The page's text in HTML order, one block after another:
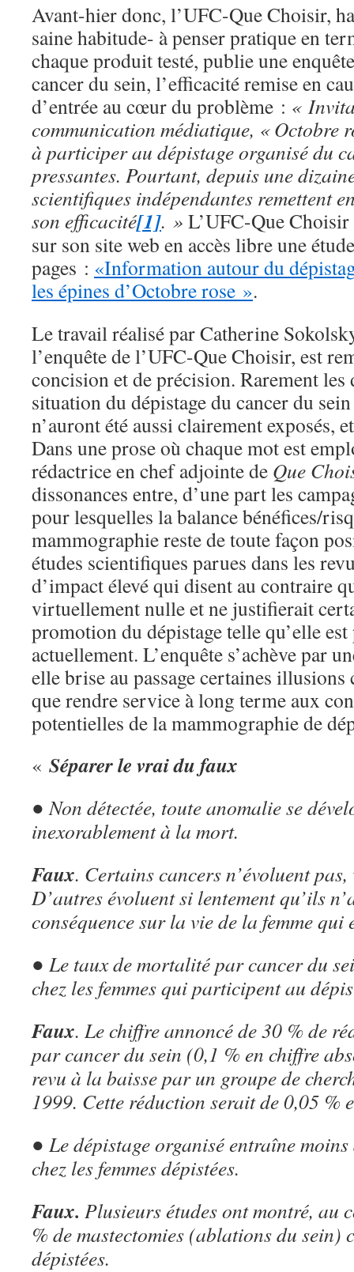
Avant-hier donc, l’UFC-Que Choisir,
saine habitude- à penser pratique en
chaque produit testé, publie une
cancer du sein, l’efficacité remise en
d’entrée au cœur du problème : «
communication médiatique, « Octobre
à participer au dépistage organisé du
pressantes. Pourtant, depuis une
scientifiques indépendantes remettent
son efficacité[1]. » L’UFC-Que
sur son site web en accès libre une
pages : «Information autour du
les épines d’Octobre rose ».
Le travail réalisé par Catherine
l’enquête de l’UFC-Que Choisir, est
concision et de précision. Rarement les
situation du dépistage du cancer du
n’auront été aussi clairement exposés,
Dans une prose où chaque mot est
rédactrice en chef adjointe de Que
dissonances entre, d’une part les
pour lesquelles la balance bénéfices/
mammographie reste de toute façon
études scientifiques parues dans les
d’impact élevé qui disent au contraire
virtuellement nulle et ne justifierait
promotion du dépistage telle qu’elle
actuellement. L’enquête s’achève par
elle brise au passage certaines
que rendre service à long terme aux
potentielles de la mammographie de
« Séparer le vrai du faux
● Non détectée, toute anomalie se
inexorablement à la mort.
Faux. Certains cancers n’évoluent
D’autres évoluent si lentement qu’ils
conséquence sur la vie de la femme qui
● Le taux de mortalité par cancer du
chez les femmes qui participent au
Faux. Le chiffre annoncé de 30 % de
par cancer du sein (0,1 % en chiffre
revu à la baisse par un groupe de
1999. Cette réduction serait de 0,05 %
● Le dépistage organisé entraîne
chez les femmes dépistées.
Faux. Plusieurs études ont montré, au
% de mastectomies (ablations du sein)
dépistées.